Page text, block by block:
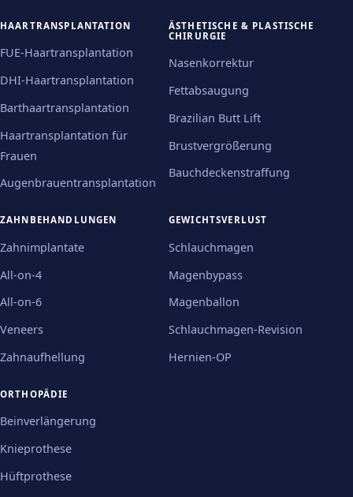
HAARTRANSPLANTATION
FUE-Haartransplantation
DHI-Haartransplantation
Barthaartransplantation
Haartransplantation für
Frauen
Augenbrauentransplantation
ÄSTHETISCHE & PLASTISCHE
CHIRURGIE
Nasenkorrektur
Fettabsaugung
Brazilian Butt Lift
Brustvergrößerung
Bauchdeckenstraffung
ZAHNBEHANDLUNGEN
Zahnimplantate
All-on-4
All-on-6
Veneers
Zahnaufhellung
GEWICHTSVERLUST
Schlauchmagen
Magenbypass
Magenballon
Schlauchmagen-Revision
Hernien-OP
ORTHOPÄDIE
Beinverlängerung
Knieprothese
Hüftprothese